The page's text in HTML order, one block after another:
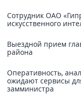
Сотрудник ОАО
искусственного
Выездной прием
района
Оперативность,
ожидают сервисы
замминистра